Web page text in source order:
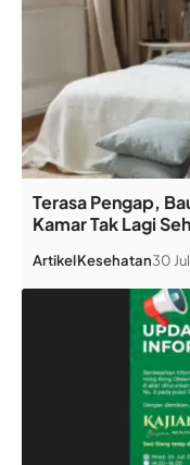
Terasa Pengap,
Kamar Tak Lagi
ArtikelKesehatan30